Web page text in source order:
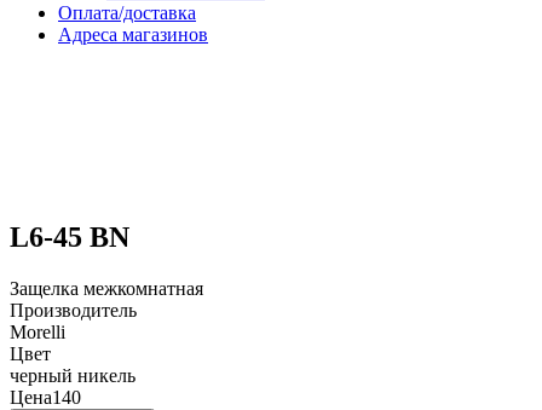
Оплата/доставка
Адреса магазинов
L6-45 BN
Защелка межкомнатная
Производитель
Morelli
Цвет
черный никель
Цена140